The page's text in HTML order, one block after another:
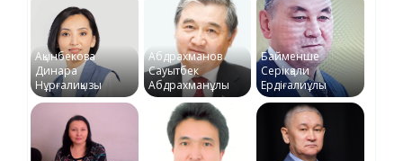
Ақынбекова
Динара
Нұрғалиқызы
Абдрахманов
Сауытбек
Абдрахманұлы
Байменше
Серікқали
Ердіғалиұлы